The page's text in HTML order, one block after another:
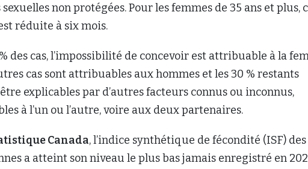
non protégées. Pour les femmes de 35 ans et plus,
réduite à six mois.
des cas, l’impossibilité de concevoir est attribuable à la
cas sont attribuables aux hommes et les 30 % restants
explicables par d’autres facteurs connus ou inconnus,
à l’un ou l’autre, voire aux deux partenaires.
Canada, l’indice synthétique de fécondité (ISF) des
a atteint son niveau le plus bas jamais enregistré en